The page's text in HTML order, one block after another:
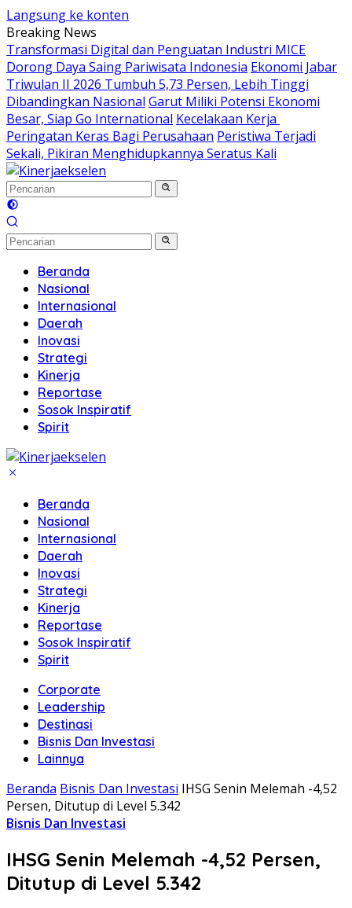
Langsung ke konten
Breaking News
Transformasi Digital dan Penguatan Industri MICE
Dorong Daya Saing Pariwisata Indonesia Ekonomi Jabar
Triwulan II 2026 Tumbuh 5,73 Persen, Lebih Tinggi
Dibandingkan Nasional Garut Miliki Potensi Ekonomi
Besar, Siap Go International Kecelakaan Kerja
Peringatan Keras Bagi Perusahaan Peristiwa Terjadi
Sekali, Pikiran Menghidupkannya Seratus Kali
Beranda
Nasional
Internasional
Daerah
Inovasi
Strategi
Kinerja
Reportase
Sosok Inspiratif
Spirit
Beranda
Nasional
Internasional
Daerah
Inovasi
Strategi
Kinerja
Reportase
Sosok Inspiratif
Spirit
Corporate
Leadership
Destinasi
Bisnis Dan Investasi
Lainnya
Beranda Bisnis Dan Investasi IHSG Senin Melemah -4,52
Persen, Ditutup di Level 5.342
Bisnis Dan Investasi
IHSG Senin Melemah -4,52 Persen,
Ditutup di Level 5.342